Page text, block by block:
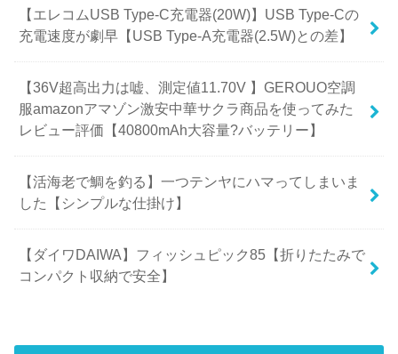
【エレコムUSB Type-C充電器(20W)】USB Type-Cの
充電速度が劇早【USB Type-A充電器(2.5W)との差】
【36V超高出力は嘘、測定値11.70V 】GEROUO空調
服amazonアマゾン激安中華サクラ商品を使ってみた
レビュー評価【40800mAh大容量?バッテリー】
【活海老で鯛を釣る】一つテンヤにハマってしまいま
した【シンプルな仕掛け】
【ダイワDAIWA】フィッシュピック85【折りたたみで
コンパクト収納で安全】